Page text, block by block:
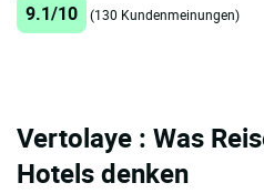
9.1/10 (130 Kundenmeinungen)
Vertolaye : Was
Hotels denken